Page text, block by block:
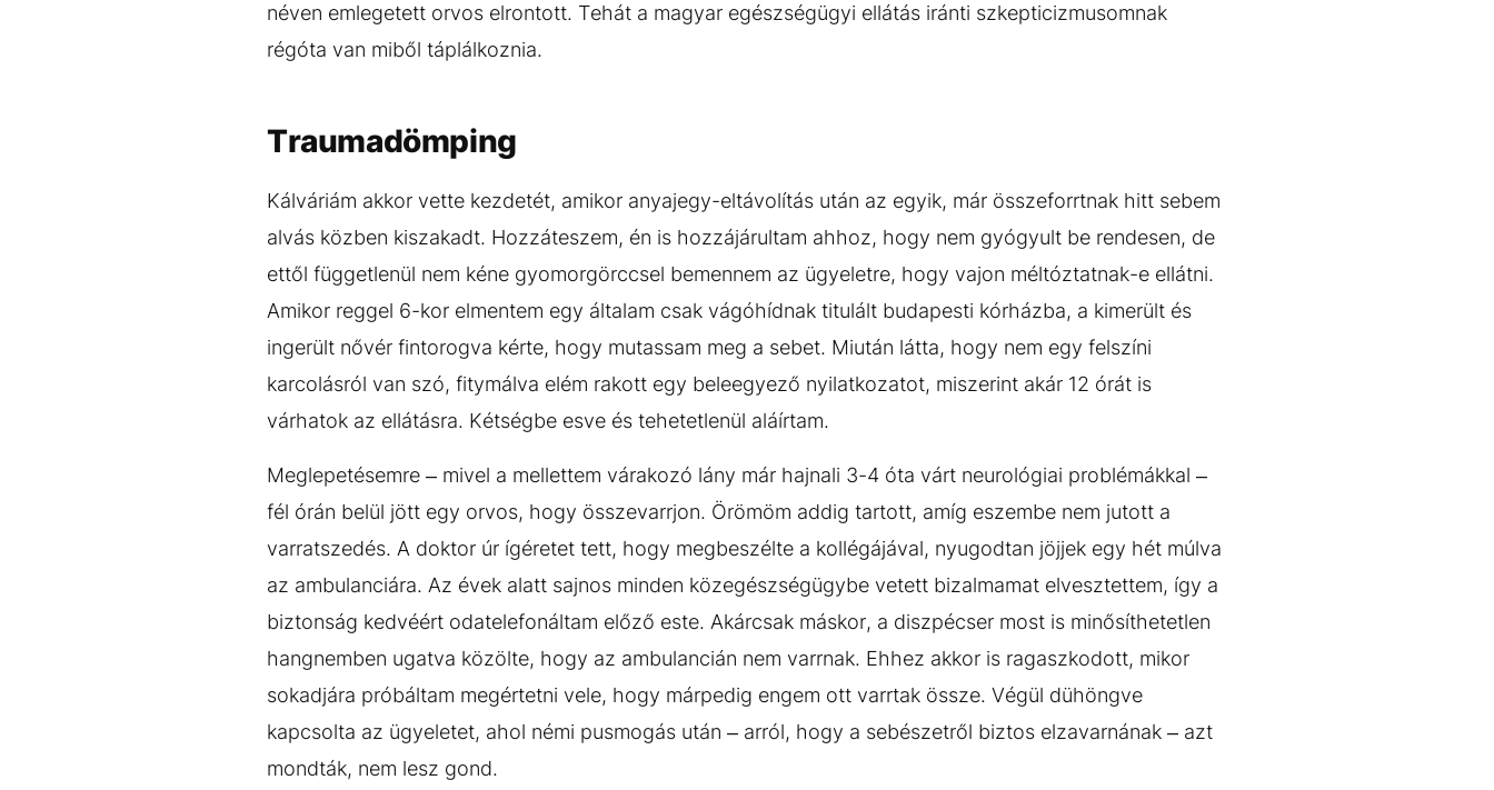
néven emlegetett orvos elrontott. Tehát a magyar egészségügyi ellátás iránti szkepticizmusomnak
régóta van miből táplálkoznia.
Traumadömping
Kálváriám akkor vette kezdetét, amikor anyajegy-eltávolítás után az egyik, már összeforrtnak hitt sebem
alvás közben kiszakadt. Hozzáteszem, én is hozzájárultam ahhoz, hogy nem gyógyult be rendesen, de
ettől függetlenül nem kéne gyomorgörccsel bemennem az ügyeletre, hogy vajon méltóztatnak-e ellátni.
Amikor reggel 6-kor elmentem egy általam csak vágóhídnak titulált budapesti kórházba, a kimerült és
ingerült nővér fintorogva kérte, hogy mutassam meg a sebet. Miután látta, hogy nem egy felszíni
karcolásról van szó, fitymálva elém rakott egy beleegyező nyilatkozatot, miszerint akár 12 órát is
várhatok az ellátásra. Kétségbe esve és tehetetlenül aláírtam.
Meglepetésemre – mivel a mellettem várakozó lány már hajnali 3-4 óta várt neurológiai problémákkal –
fél órán belül jött egy orvos, hogy összevarrjon. Örömöm addig tartott, amíg eszembe nem jutott a
varratszedés. A doktor úr ígéretet tett, hogy megbeszélte a kollégájával, nyugodtan jöjjek egy hét múlva
az ambulanciára. Az évek alatt sajnos minden közegészségügybe vetett bizalmamat elvesztettem, így a
biztonság kedvéért odatelefonáltam előző este. Akárcsak máskor, a diszpécser most is minősíthetetlen
hangnemben ugatva közölte, hogy az ambulancián nem varrnak. Ehhez akkor is ragaszkodott, mikor
sokadjára próbáltam megértetni vele, hogy márpedig engem ott varrtak össze. Végül dühöngve
kapcsolta az ügyeletet, ahol némi pusmogás után – arról, hogy a sebészetről biztos elzavarnának – azt
mondták, nem lesz gond.